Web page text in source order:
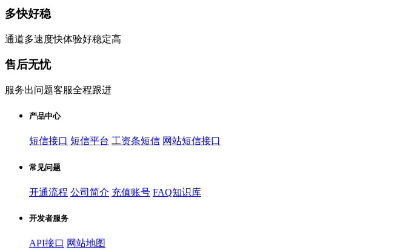
多快好稳
通道多速度快体验好稳定高
售后无忧
服务出问题客服全程跟进
产品中心
短信接口 短信平台 工资条短信 网站短信接口
常见问题
开通流程 公司简介 充值账号 FAQ知识库
开发者服务
API接口 网站地图